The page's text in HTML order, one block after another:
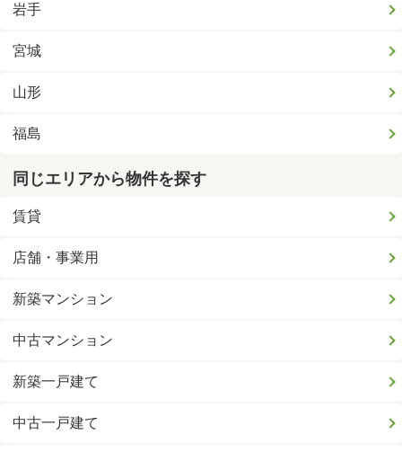
岩手
宮城
山形
福島
同じエリアから物件を探す
賃貸
店舗・事業用
新築マンション
中古マンション
新築一戸建て
中古一戸建て